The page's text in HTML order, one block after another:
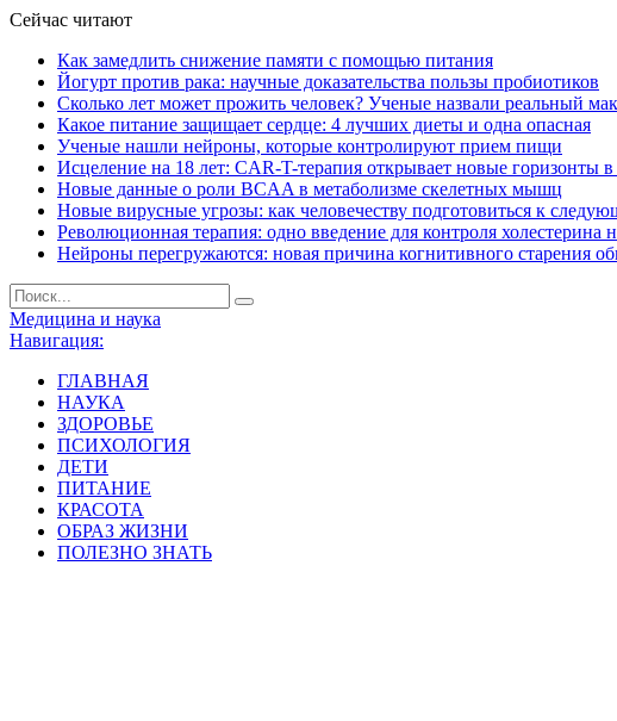
Сейчас читают
Как замедлить снижение памяти с помощью питания
Йогурт против рака: научные доказательства пользы пробиотиков
Сколько лет может прожить человек? Ученые назвали реальный
Какое питание защищает сердце: 4 лучших диеты и одна опасная
Ученые нашли нейроны, которые контролируют прием пищи
Исцеление на 18 лет: CAR-T-терапия открывает новые горизонты
Новые данные о роли BCAA в метаболизме скелетных мышц
Новые вирусные угрозы: как человечеству подготовиться к
Революционная терапия: одно введение для контроля холестерина
Нейроны перегружаются: новая причина когнитивного старения
Медицина и наука
Навигация:
ГЛАВНАЯ
НАУКА
ЗДОРОВЬЕ
ПСИХОЛОГИЯ
ДЕТИ
ПИТАНИЕ
КРАСОТА
ОБРАЗ ЖИЗНИ
ПОЛЕЗНО ЗНАТЬ